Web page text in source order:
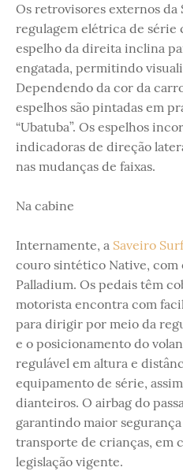
Os retrovisores externos da
regulagem elétrica de série
espelho da direita inclina
engatada, permitindo
Dependendo da cor da
espelhos são pintadas em
“Ubatuba”. Os espelhos
indicadoras de direção
nas mudanças de faixas.
Na cabine
Internamente, a Saveiro Surf
couro sintético Native, com
Palladium. Os pedais têm
motorista encontra com
para dirigir por meio da
e o posicionamento do
regulável em altura e
equipamento de série,
dianteiros. O airbag do
garantindo maior
transporte de crianças, em
legislação vigente.